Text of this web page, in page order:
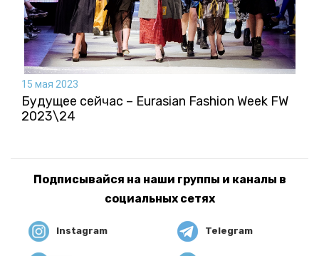
15 мая 2023
Будущее сейчас – Eurasian Fashion Week FW
2023\24
Подписывайся на наши группы и каналы в
социальных сетях
Instagram Telegram